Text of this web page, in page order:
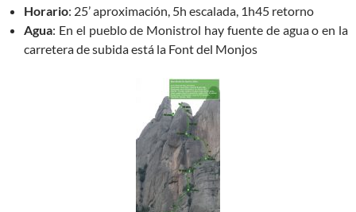
Horario: 25’ aproximación, 5h escalada, 1h45 retorno
Agua: En el pueblo de Monistrol hay fuente de agua o en la
carretera de subida está la Font del Monjos